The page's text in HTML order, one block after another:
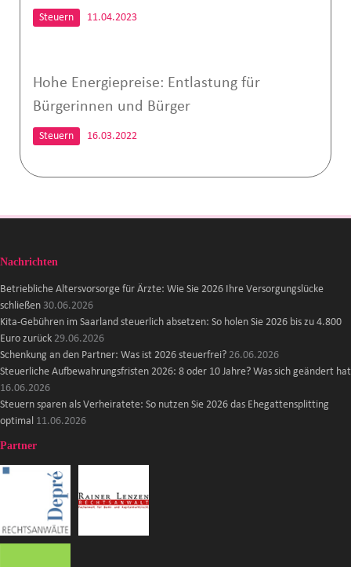
Steuern 11.04.2023
Hohe Energiepreise: Entlastung für
Bürgerinnen und Bürger
Steuern 16.03.2022
Nachrichten
Betriebliche Altersvorsorge für Ärzte: Wie Sie 2026 Ihre Versorgungslücke
schließen 30.06.2026
Kita-Gebühren im Saarland steuerlich absetzen: So holen Sie 2026 bis zu 4.800
Euro zurück 29.06.2026
Schenkung an den Partner: Was ist 2026 steuerfrei? 26.06.2026
Steuerliche Aufbewahrungsfristen 2026: 8 oder 10 Jahre? Was sich geändert hat
16.06.2026
Steuern sparen als Verheiratete: So nutzen Sie 2026 das Ehegattensplitting
optimal 11.06.2026
Partner